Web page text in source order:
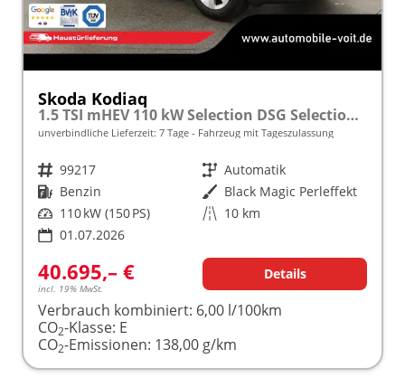
Skoda Kodiaq
1.5 TSI mHEV 110 kW Selection DSG Selection, AHK, Navi, Side, Kamera, Winter, 4 J.- Garantie
unverbindliche Lieferzeit: 7 Tage Fahrzeug mit Tageszulassung
Fahrzeugnr. 99217 Getriebe Automatik
Kraftstoff Benzin Außenfarbe Black Magic Perleffekt
Leistung 110 kW (150 PS) Kilometerstand 10 km
01.07.2026
40.695,– €
incl. 19% MwSt.
Details
Verbrauch kombiniert: 6,00 l/100km
CO2-Klasse: E
CO2-Emissionen: 138,00 g/km